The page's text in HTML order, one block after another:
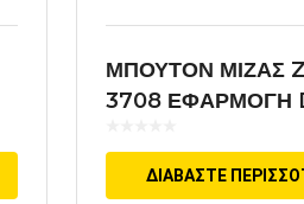
ΜΠΟΥΤΟΝ ΜΙΖΑΣ
3708 ΕΦΑΡΜΟΓΗ
ΔΙΑΒΆΣΤΕ